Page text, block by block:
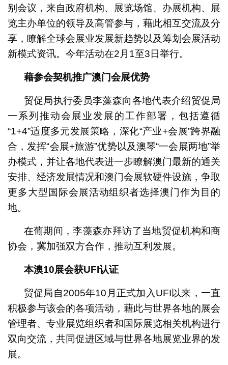
别会议，来自政府机构、展览场馆、办展机构、展
览主办单位的领导及高管参与，藉此相互交流及分
享，瞭解全球会展业发展新趋势以及筹划会展活动
新模式资讯。今年活动在2月1至3日举行。
藉参会契机推广澳门会展优势
贸促局执行委员李藻森向各地代表介绍贸促局
一系列推动会展业发展的工作部署，包括遵循
“1+4”适度多元发展策略，深化“产业+会展”跨界融
合，发挥“会展+旅游”优势以及澳琴“一会展两地”举
办模式，并让各地代表进一步瞭解澳门最新的通关
安排、经济发展情况和澳门会展软硬件设施，争取
更多大型国际会展活动组织者选择澳门作为目的
地。
在葡期间，李藻森亦拜访了当地贸促机构和商
协会，冀加强双方合作，推动互利发展。
本澳10展会获UFI认证
贸促局自2005年10月正式加入UFI以来，一直
积极参与该会的各项活动，藉此与世界各地的展会
管理者、专业展览组织者和国际展览相关机构进行
双向交流，共同促进区域与世界各地展览业界的发
展。